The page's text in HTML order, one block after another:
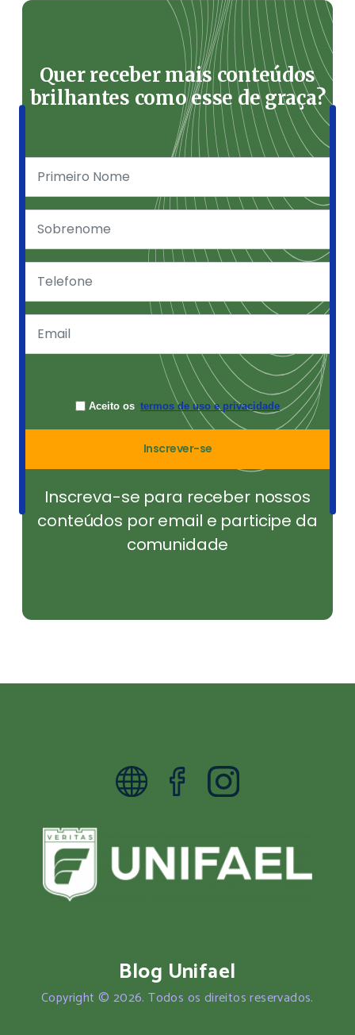
Quer receber mais conteúdos
brilhantes como esse de graça?
Aceito os termos de uso e privacidade
Inscrever-se
Inscreva-se para receber nossos
conteúdos por email e participe da
comunidade
Blog Unifael
Copyright © 2026. Todos os direitos reservados.